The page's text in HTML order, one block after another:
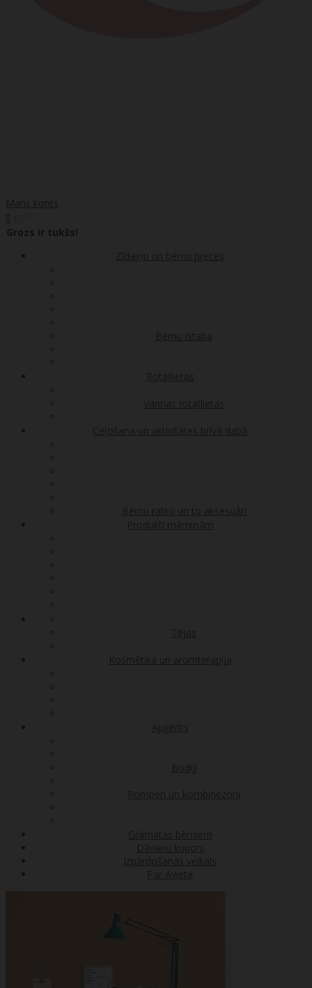
Mans konts
Grozs ir tukšs!
Zīdaiņu un bērnu preces
Bērnu istaba
Rotaļlietas
Vannas rotaļlietas
Ceļošana un aktivitātes brīvā dabā
Bērnu ratiņi un to aksesuāri
Produkti māmiņām
Tējas
Kosmētika un aromterapija
Apģērbs
Bodiji
Romperi un kombinezoni
Grāmatas bērniem
Dāvanu kuponi
Izpārdošanas veikals
Par Avietė